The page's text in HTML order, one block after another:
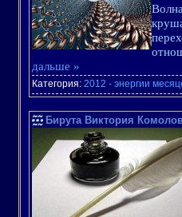
дальше »
Категория: 2012 - энергии
Бирута Виктория